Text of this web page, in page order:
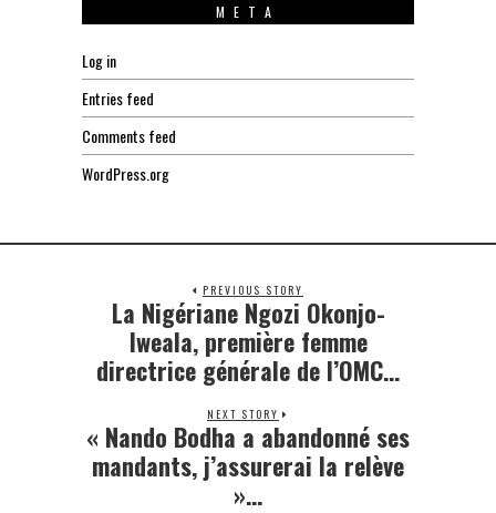
META
Log in
Entries feed
Comments feed
WordPress.org
PREVIOUS STORY
Previous
post:
La Nigériane Ngozi Okonjo-
Iweala, première femme
directrice générale de l’OMC…
NEXT STORY
Next
« Nando Bodha a abandonné ses
mandants, j’assurerai la relève
»…